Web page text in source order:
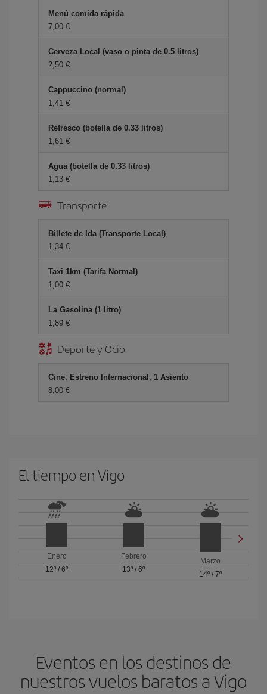
Menú comida rápida
7,00 €
Cerveza Local (vaso o pinta de 0.5 litros)
2,50 €
Cappuccino (normal)
1,41 €
Refresco (botella de 0.33 litros)
1,61 €
Agua (botella de 0.33 litros)
1,13 €
Transporte
Billete de Ida (Transporte Local)
1,34 €
Taxi 1km (Tarifa Normal)
1,00 €
La Gasolina (1 litro)
1,89 €
Deporte y Ocio
Cine, Estreno Internacional, 1 Asiento
8,00 €
El tiempo en Vigo
Enero
12º /6º
Febrero
13º / 6º
Marzo
14º/ 7º
Eventos en los destinos de
nuestros vuelos baratos a Vigo